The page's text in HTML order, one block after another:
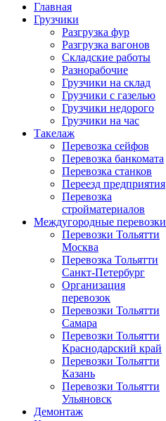
Главная
Грузчики
Разгрузка фур
Разгрузка вагонов
Складские работы
Разнорабочие
Грузчики на склад
Грузчики с газелью
Грузчики недорого
Грузчики на час
Такелаж
Перевозка сейфов
Перевозка банкомата
Перевозка станков
Переезд предприятия
Перевозка
стройматериалов
Междугородные перевозки
Перевозки Тольятти
Москва
Перевозка Тольятти
Санкт-Петербург
Организация
перевозок
Перевозки Тольятти
Самара
Перевозки Тольятти
Краснодарский край
Перевозки Тольятти
Казань
Перевозки Тольятти
Ульяновск
Демонтаж